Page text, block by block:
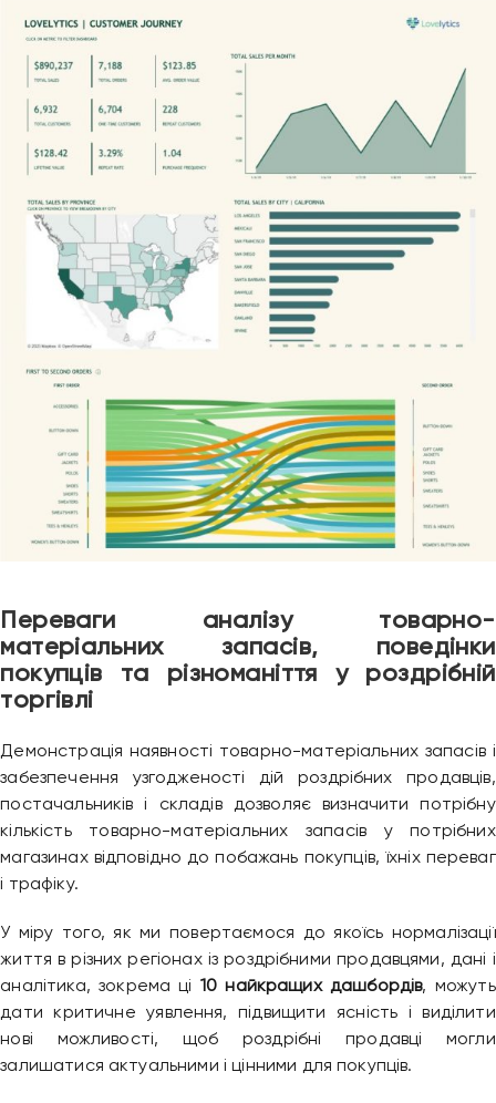
Переваги аналізу товарно-
матеріальних запасів, поведінки
покупців та різноманіття у роздрібній
торгівлі
Демонстрація наявності товарно-матеріальних запасів і
забезпечення узгодженості дій роздрібних продавців,
постачальників і складів дозволяє визначити потрібну
кількість товарно-матеріальних запасів у потрібних
магазинах відповідно до побажань покупців, їхніх переваг
і трафіку.
У міру того, як ми повертаємося до якоїсь нормалізації
життя в різних регіонах із роздрібними продавцями, дані і
аналітика, зокрема ці 10 найкращих дашбордів, можуть
дати критичне уявлення, підвищити ясність і виділити
нові можливості, щоб роздрібні продавці могли
залишатися актуальними і цінними для покупців.